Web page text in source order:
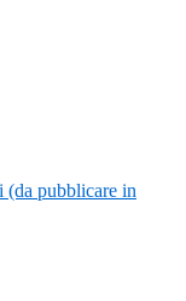
pubblicare in